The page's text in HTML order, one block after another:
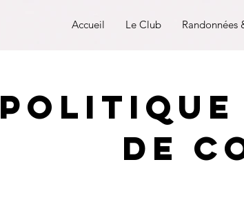
Accueil Le Club Randonnées
Politique
de